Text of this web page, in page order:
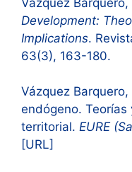
Development:
Implications.
63(3), 163-180.
Vázquez
endógeno.
territorial. EURE
[URL]